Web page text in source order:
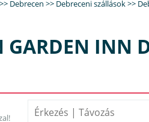
>> Debrecen >> Debreceni szállások>>
INN